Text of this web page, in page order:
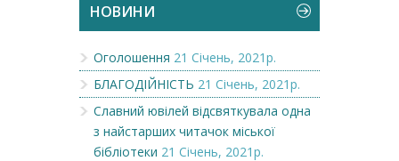
НОВИНИ
Оголошення 21 Січень, 2021р.
БЛАГОДІЙНІСТЬ 21 Січень, 2021р.
Славний ювілей відсвяткувала одна
з найстарших читачок міської
бібліотеки 21 Січень, 2021р.